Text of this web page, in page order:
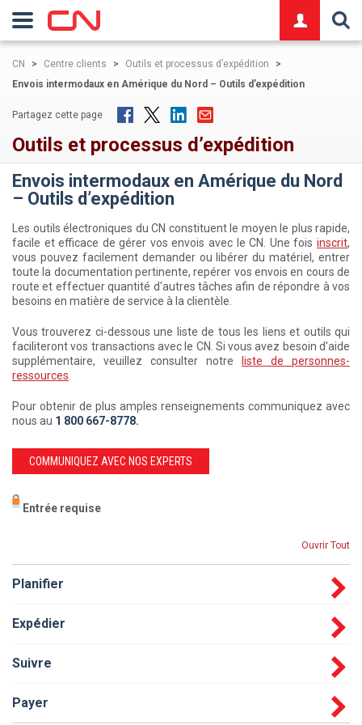
CN > Centre clients > Outils et processus d’expédition
>
Envois intermodaux en Amérique du Nord – Outils d’expédition
Partagez cette page
Outils et processus d’expédition
Envois intermodaux en Amérique du Nord
– Outils d’expédition
Les outils électroniques du CN constituent le moyen le plus rapide,
facile et efficace de gérer vos envois avec le CN. Une fois inscrit,
vous pouvez facilement demander ou libérer du matériel, entrer
toute la documentation pertinente, repérer vos envois en cours de
route et effectuer quantité d'autres tâches afin de répondre à vos
besoins en matière de service à la clientèle.
Vous trouverez ci-dessous une liste de tous les liens et outils qui
faciliteront vos transactions avec le CN. Si vous avez besoin d'aide
supplémentaire, veuillez consulter notre
liste de personnes-
ressources
Pour obtenir de plus amples renseignements communiquez avec
nous au 1 800 667-8778.
COMMUNIQUEZ AVEC NOS EXPERTS
Entrée requise
Ouvrir Tout
Planifier
Expédier
Suivre
Payer